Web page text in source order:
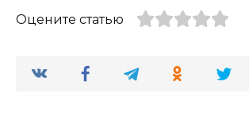
Оцените статью